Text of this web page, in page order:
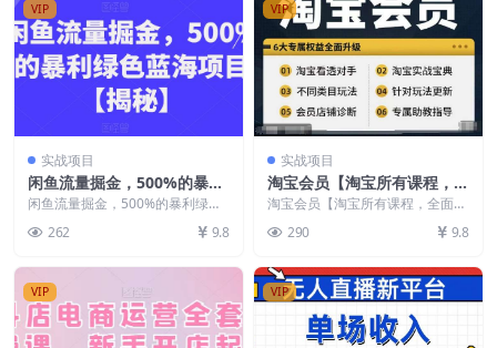
VIP
实战项目
闲鱼流量掘金，500%的暴利
绿色蓝海项目【揭秘】
闲鱼流量掘金，500%的暴利绿色
蓝海项目【揭秘】 给大家带来一
个非常蓝海的项目《...
262 9.8
VIP
实战项目
淘宝会员【淘宝所有课程，全
面分析对手】，初级到高手全
系实战宝典
淘宝会员【淘宝所有课程，全面分
析对手】，初级到高手全系实战宝
典 适合谁学 学了很...
290 9.8
VIP VIP